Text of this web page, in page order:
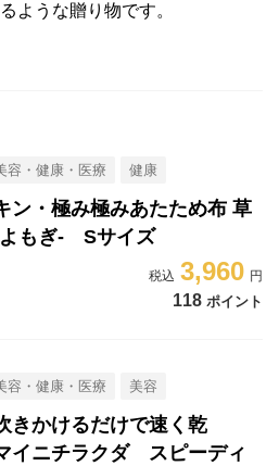
ような贈り物です。
容・健康・医療 健康
ン・極み極みあたため布 草
もぎ- Sサイズ
3,960
118 ポイント
容・健康・医療 美容
きかけるだけで速く乾
イニチラクダ スピーディ